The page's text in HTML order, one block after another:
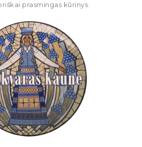
prasmingas kūrinys.